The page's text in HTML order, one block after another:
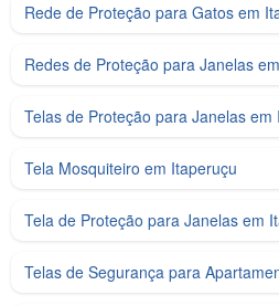
Rede de Proteção para Gatos em
Redes de Proteção para Janelas
Telas de Proteção para Janelas em
Tela Mosquiteiro em Itaperuçu
Tela de Proteção para Janelas em
Telas de Segurança para